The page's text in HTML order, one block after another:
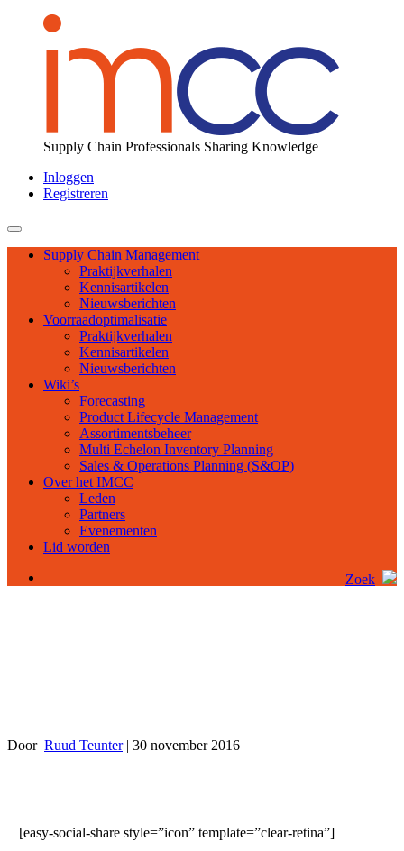
Supply Chain Professionals Sharing Knowledge
Inloggen
Registreren
Toggle
navigationSupply Chain Management
Praktijkverhalen
Kennisartikelen
Nieuwsberichten
Voorraadoptimalisatie
Praktijkverhalen
Kennisartikelen
Nieuwsberichten
Wiki’s
Forecasting
Product Lifecycle Management
Assortimentsbeheer
Multi Echelon Inventory Planning
Sales & Operations Planning (S&OP)
Over het IMCC
Leden
Partners
Evenementen
Lid worden
Zoek
Door Ruud Teunter | 30 november 2016
[easy-social-share style=”icon” template=”clear-retina”]